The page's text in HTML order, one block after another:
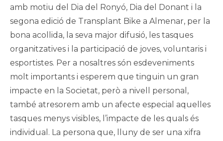
amb motiu del Dia del Ronyó, Dia del Donant i la
segona edició de Transplant Bike a Almenar, per la
bona acollida, la seva major difusió, les tasques
organitzatives i la participació de joves, voluntaris i
esportistes. Per a nosaltres són esdeveniments
molt importants i esperem que tinguin un gran
impacte en la Societat, però a nivell personal,
també atresorem amb un afecte especial aquelles
tasques menys visibles, l’impacte de les quals és
individual. La persona que, lluny de ser una xifra